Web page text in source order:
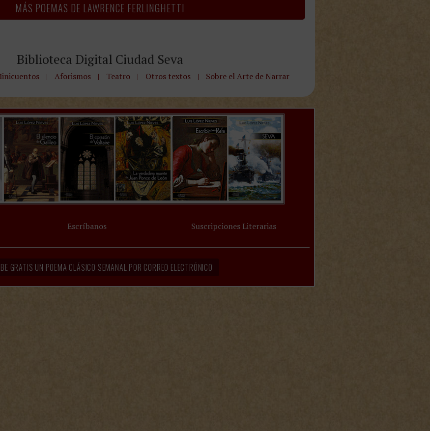
MÁS POEMAS DE LAWRENCE FERLINGHETTI
Biblioteca Digital Ciudad Seva
| Aforismos | Teatro | Otros textos | Sobre el Arte de Narrar
Escríbanos Suscripciones Literarias
GRATIS UN POEMA CLÁSICO SEMANAL POR CORREO ELECTRÓNICO